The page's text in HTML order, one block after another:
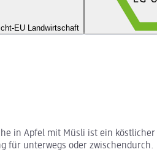
EU Landwirtschaft
in Apfel mit Müsli ist ein
unterwegs oder